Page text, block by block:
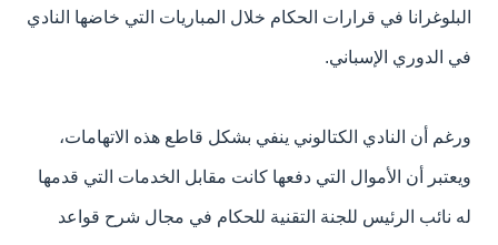
البلوغرانا في قرارات الحكام خلال المباريات التي خاضها النادي
في الدوري الإسباني.
ورغم أن النادي الكتالوني ينفي بشكل قاطع هذه الاتهامات،
ويعتبر أن الأموال التي دفعها كانت مقابل الخدمات التي قدمها
له نائب الرئيس للجنة التقنية للحكام في مجال شرح قواعد